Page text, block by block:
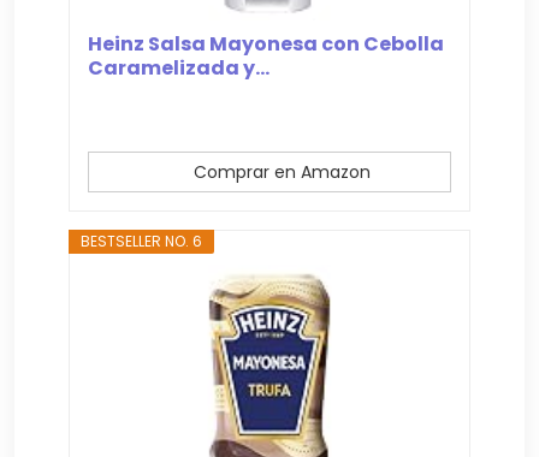
Heinz Salsa Mayonesa con Cebolla
Caramelizada y...
Comprar en Amazon
BESTSELLER NO. 6